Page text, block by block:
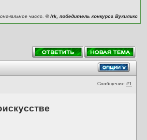
число. © Irk, победитель конкурса Вукиликс
Сообщение #1